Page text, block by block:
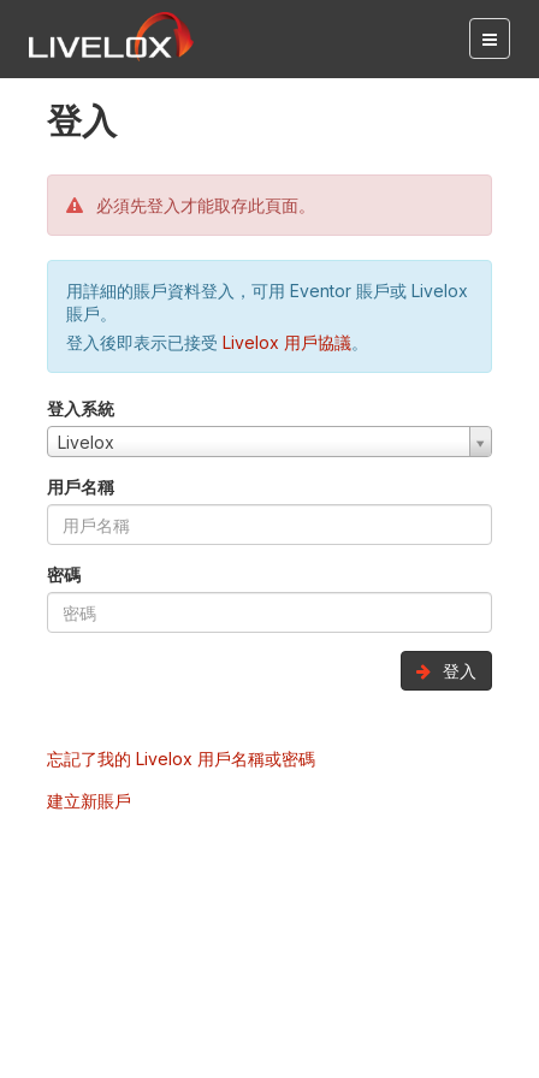
登入
必須先登入才能取存此頁面。
用詳細的賬戶資料登入，可用 Eventor 賬戶或 Livelox
賬戶。
登入後即表示已接受 Livelox 用戶協議。
登入系統
Livelox
用戶名稱
密碼
登入
忘記了我的 Livelox 用戶名稱或密碼
建立新賬戶